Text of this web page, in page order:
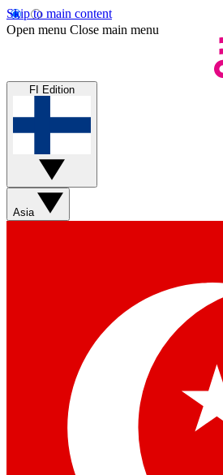
Skip to main content
Open menu Close main menu
FI Edition
Asia